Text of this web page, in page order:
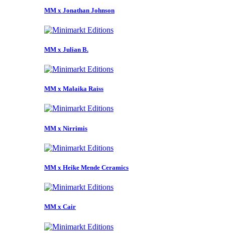
MM x Jonathan Johnson
MM x Julian B.
MM x Malaika Raiss
MM x Nirrimis
MM x Heike Mende Ceramics
MM x Cair